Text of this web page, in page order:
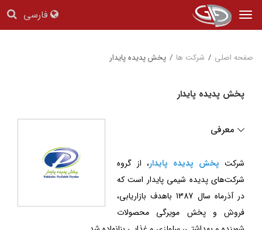
فارسی
صفحه اصلی / شرکت ها / پخش پدیده پایدار
پخش پدیده پایدار
معرفی
شرکت پخش پديده پايدار، از گروه
شرکت‌های پدیده شیمی پایدار است که
در آذرماه سال 1387 باهدف بازاريابی،
فروش و پخش مویرگی محصولات